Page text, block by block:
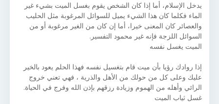
يدخل الإسلام، أما إذا كان الشخص يقوم بغسل الميت بشيء غير
الماء فكلما كان هذا الشيء يميل للسوائل المرغوبة مثل الحليب
والعصائر كان المعنى خيرا، أما إن كان من الغير مرغوبة أو من
السوائل اللزجة فإنه غير محمود التفسير.
الميت يغسل نفسه
إذا روادك رؤيا بأن ميت قام بتغسيل نفسه فهذا الحلم يعود بالخير
عليك وعلى كل من حولك من الأهل والذرية ، فهي تعني خروج
الرائي وأهله من الهموم وزيادة رزقهم بإذن الله وفرج في الحياة.
غسل ثياب الميت